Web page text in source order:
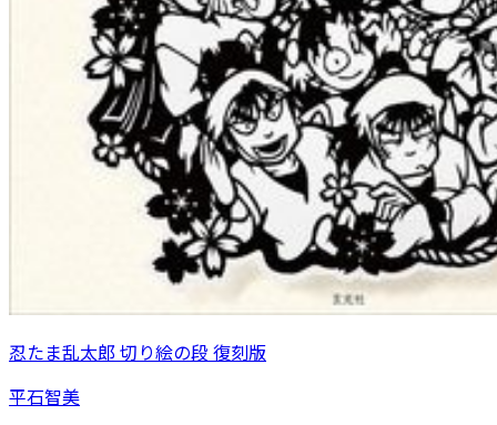
忍たま乱太郎 切り絵の段 復刻版
平石智美